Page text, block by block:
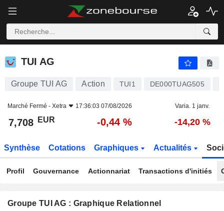
TUI AG
TUI AG
Groupe TUI AG Action TUI1 DE000TUAG505
Marché Fermé - Xetra 17:36:03 07/08/2026 Varia. 1 janv.
7,708 EUR -0,44 % -14,20 %
Synthèse Cotations Graphiques Actualités
Profil Gouvernance Actionnariat Transactions d'initiés
Groupe TUI AG : Graphique Relationnel